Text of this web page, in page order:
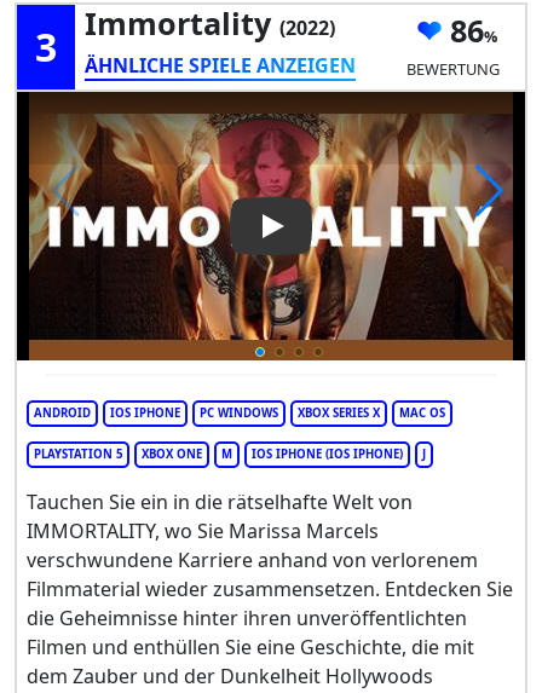
3 Immortality (2022)
ÄHNLICHE SPIELE ANZEIGEN
86
BEWERTUNG
Play Video: Immortality
ANDROID IOS IPHONE PC WINDOWS XBOX SERIES X MAC OS
PLAYSTATION 5 XBOX ONE M IOS IPHONE (IOS IPHONE) J
Tauchen Sie ein in die rätselhafte Welt von
IMMORTALITY, wo Sie Marissa Marcels
verschwundene Karriere anhand von verlorenem
Filmmaterial wieder zusammensetzen. Entdecken Sie
die Geheimnisse hinter ihren unveröffentlichten
Filmen und enthüllen Sie eine Geschichte, die mit
dem Zauber und der Dunkelheit Hollywoods